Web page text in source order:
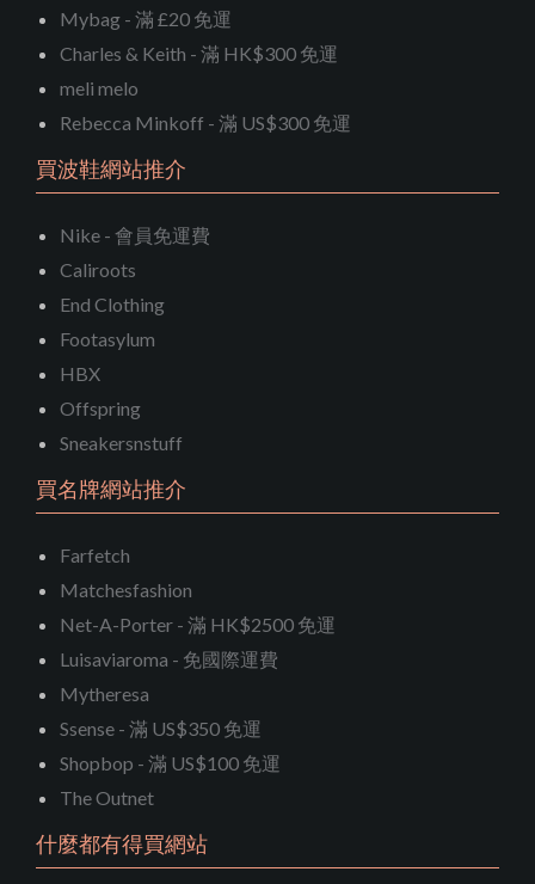
Mybag - 滿 £20 免運
Charles & Keith - 滿 HK$300 免運
meli melo
Rebecca Minkoff - 滿 US$300 免運
買波鞋網站推介
Nike - 會員免運費
Caliroots
End Clothing
Footasylum
HBX
Offspring
Sneakersnstuff
買名牌網站推介
Farfetch
Matchesfashion
Net-A-Porter - 滿 HK$2500 免運
Luisaviaroma - 免國際運費
Mytheresa
Ssense - 滿 US$350 免運
Shopbop - 滿 US$100 免運
The Outnet
什麼都有得買網站